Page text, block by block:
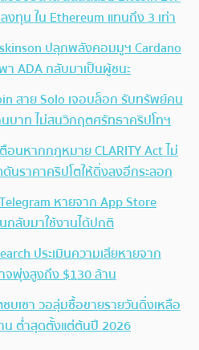
งทุน ใน Ethereum แทนถึง 3 เท่า
ปลุกพลังคอมมูฯ Cardano
ADA กลับมาเป็นผู้ชนะ
สาย Solo เจอบล็อก รับทรัพย์คน
นบาท ไม่สนวิกฤตศรัทธาคริปโทฯ
อนหากกฎหมาย CLARITY Act ไม่
นราคาคริปโตให้ดิ่งลงอีกระลอก
หายจาก App Store
กลับมาใช้งานได้ปกติ
ประเมินความเสียหายจาก
จพุ่งสูงถึง $130 ล้าน
บเซา วอลุ่มซื้อขายรายวันดิ่งเหลือ
น ต่ำสุดตั้งแต่ต้นปี 2026